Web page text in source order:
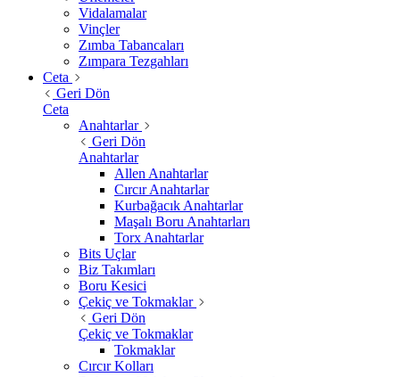
Vidalamalar
Vinçler
Zımba Tabancaları
Zımpara Tezgahları
Ceta
Geri Dön
Ceta
Anahtarlar
Geri Dön
Anahtarlar
Allen Anahtarlar
Cırcır Anahtarlar
Kurbağacık Anahtarlar
Maşalı Boru Anahtarları
Torx Anahtarlar
Bits Uçlar
Biz Takımları
Boru Kesici
Çekiç ve Tokmaklar
Geri Dön
Çekiç ve Tokmaklar
Tokmaklar
Cırcır Kolları